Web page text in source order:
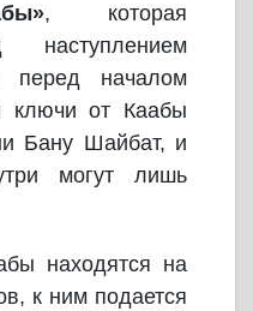
, которая
наступлением
началом
ключи от Каабы
Бану Шайбат, и
могут лишь
находятся на
к ним подается